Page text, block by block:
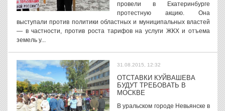
провели в Екатеринбурге
протестную акцию. Она
выступали против политики областных и муниципальных властей
— в частности, против роста тарифов на услуги ЖКХ и отъема
земель у...
31.08.2015, 12:32
ОТСТАВКИ КУЙВАШЕВА
БУДУТ ТРЕБОВАТЬ В
МОСКВЕ
В уральском городе Невьянске в